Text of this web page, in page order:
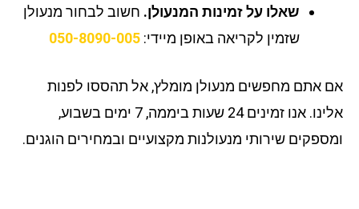
שאלו על זמינות המנעולן.חשוב לבחור מנעולן
שזמין לקריאה באופן מיידי:050-8090-005
אתם מחפשים מנעולן מומלץ, אל תהססו לפנות
אלינו. אנו זמינים 24 שעות ביממה, 7 ימים בשבוע,
שירותי מנעולנות מקצועיים ובמחירים הוגנים.